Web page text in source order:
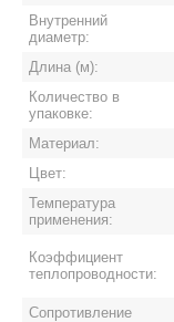
Внутренний
диаметр:
Длина (м):
Количество в
упаковке:
Материал:
Цвет:
Температура
применения:
Коэффициент
теплопроводности:
Сопротивление